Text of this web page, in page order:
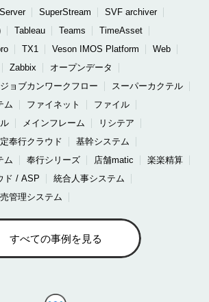
SuperStream
SVF archiver
Tableau Teams
TimeAsset
TX1 Veson IMOS Platform
Web
Zabbix
オープンデータ
ジョブカンワークフロー
スーパーカクテル
ム
ファイネット
ファイル
メインフレーム
リシテア
奉行クラウド
基幹システム
ム
奉行シリーズ 店舗matic
楽楽精算
ド / ASP
統合人事システム
管理システム
すべての事例を見る